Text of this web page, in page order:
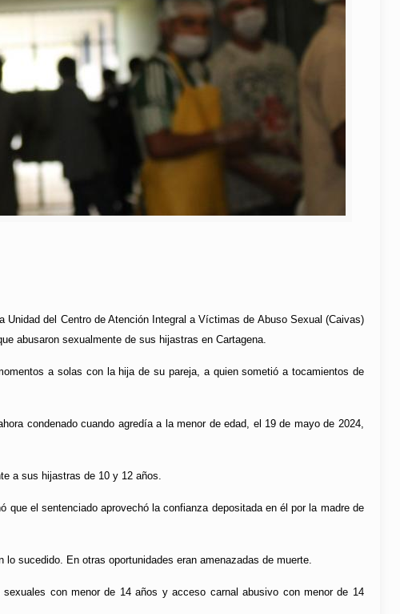
Unidad del Centro de Atención Integral a Víctimas de Abuso Sexual (Caivas)
abusaron sexualmente de sus hijastras en Cartagena.
a solas con la hija de su pareja, a quien sometió a tocamientos de
condenado cuando agredía a la menor de edad, el 19 de mayo de 2024,
a sus hijastras de 10 y 12 años.
que el sentenciado aprovechó la confianza depositada en él por la madre de
sucedido. En otras oportunidades eran amenazadas de muerte.
con menor de 14 años y acceso carnal abusivo con menor de 14